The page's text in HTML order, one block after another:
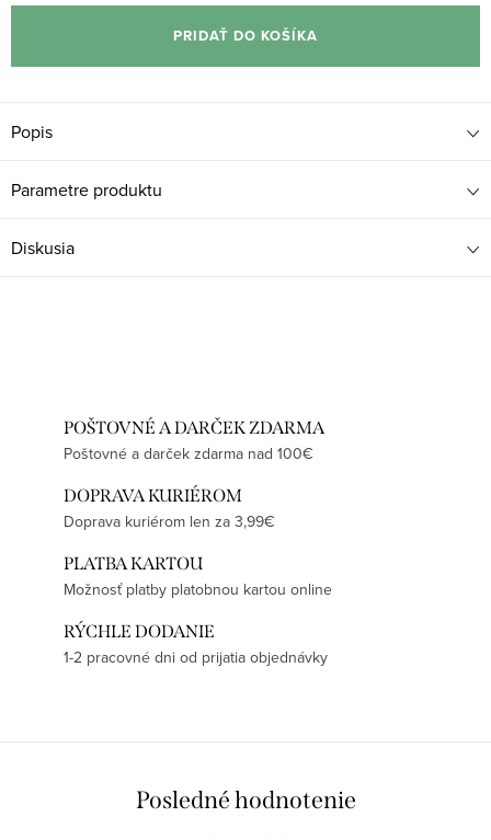
cena:
PRIDAŤ DO KOŠÍKA
Popis
Parametre produktu
Diskusia
POŠTOVNÉ A DARČEK ZDARMA
Poštovné a darček zdarma nad 100€
DOPRAVA KURIÉROM
Doprava kuriérom len za 3,99€
PLATBA KARTOU
Možnosť platby platobnou kartou online
RÝCHLE DODANIE
1-2 pracovné dni od prijatia objednávky
Posledné hodnotenie